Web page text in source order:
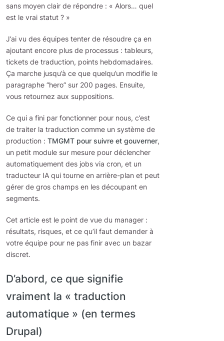
sans moyen clair de répondre : « Alors… quel
est le vrai statut ? »
J’ai vu des équipes tenter de résoudre ça en
ajoutant encore plus de processus : tableurs,
tickets de traduction, points hebdomadaires.
Ça marche jusqu’à ce que quelqu’un modifie le
paragraphe “hero” sur 200 pages. Ensuite,
vous retournez aux suppositions.
Ce qui a fini par fonctionner pour nous, c’est
de traiter la traduction comme un système de
production : TMGMT pour suivre et gouverner,
un petit module sur mesure pour déclencher
automatiquement des jobs via cron, et un
traducteur IA qui tourne en arrière-plan et peut
gérer de gros champs en les découpant en
segments.
Cet article est le point de vue du manager :
résultats, risques, et ce qu’il faut demander à
votre équipe pour ne pas finir avec un bazar
discret.
D’abord, ce que signifie
vraiment la « traduction
automatique » (en termes
Drupal)